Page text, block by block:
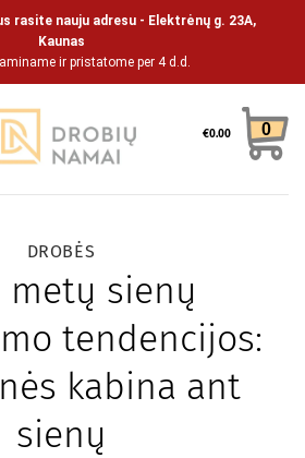
rasite nauju adresu - Elektrėnų g. 23A,
Kaunas
ir pristatome per 4 d.d.
€0.00 0
DROBĖS
metų sienų
tendencijos:
kabina ant
sienų